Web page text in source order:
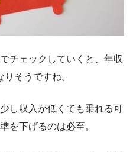
チェックしていくと、年収
そうですね。
し収入が低くても乗れる可
を下げるのは必至。